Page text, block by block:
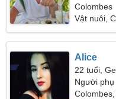
31
Colombes
Vật nuôi,
Alice
22 tuổi,
Người